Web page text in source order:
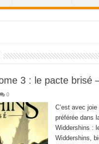
3 : le pacte brisé
0
C’est avec
préférée dans
Widdershins :
Widdershins,